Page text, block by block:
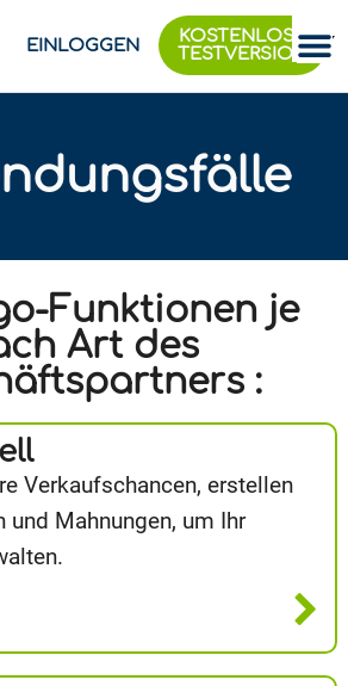
EINLOGGEN
KOSTENLOSE
TESTVERSION
Funktionen je
Art des
:
Verkaufschancen, erstellen
und Mahnungen, um Ihr